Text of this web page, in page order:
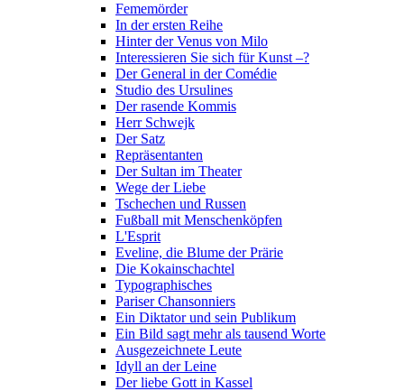
Fememörder
In der ersten Reihe
Hinter der Venus von Milo
Interessieren Sie sich für Kunst –?
Der General in der Comédie
Studio des Ursulines
Der rasende Kommis
Herr Schwejk
Der Satz
Repräsentanten
Der Sultan im Theater
Wege der Liebe
Tschechen und Russen
Fußball mit Menschenköpfen
L'Esprit
Eveline, die Blume der Prärie
Die Kokainschachtel
Typographisches
Pariser Chansonniers
Ein Diktator und sein Publikum
Ein Bild sagt mehr als tausend Worte
Ausgezeichnete Leute
Idyll an der Leine
Der liebe Gott in Kassel